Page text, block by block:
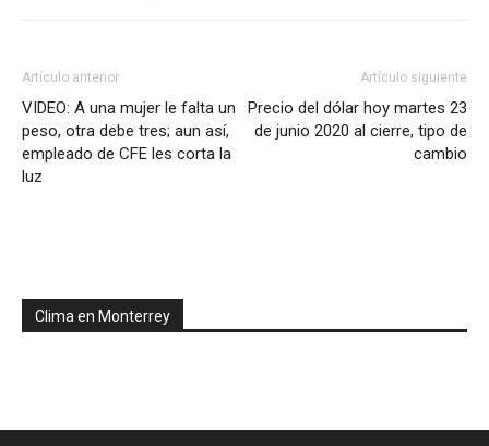
Artículo anterior
VIDEO: A una mujer le falta un
peso, otra debe tres; aun así,
empleado de CFE les corta la
luz
Artículo siguiente
Precio del dólar hoy martes 23
de junio 2020 al cierre, tipo de
cambio
Clima en Monterrey